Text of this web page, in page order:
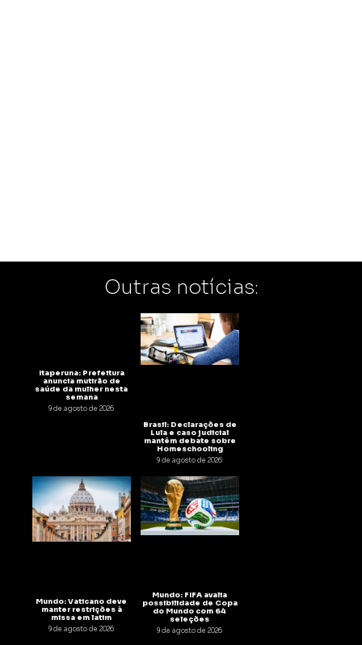
Outras notícias:
Itaperuna: Prefeitura
anuncia mutirão de
saúde da mulher nesta
semana
9 de agosto de 2026
Brasil: Declarações de
Lula e caso judicial
mantêm debate sobre
Homeschooling
9 de agosto de 2026
Mundo: Vaticano deve
manter restrições à
missa em latim
9 de agosto de 2026
Mundo: FIFA avalia
possibilidade de Copa
do Mundo com 64
seleções
9 de agosto de 2026